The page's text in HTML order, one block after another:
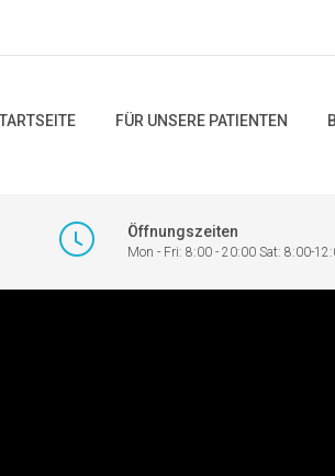
FÜR UNSERE PATIENTEN
Öffnungszeiten
Mon - Fri: 8:00 - 20:00 Sat: 8:00-